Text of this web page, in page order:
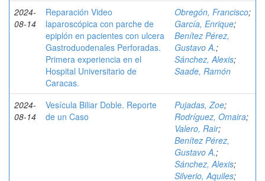
2024-
08-14
Reparación Video
laparoscópica con parche de
epiplón en pacientes con ulcera
Gastroduodenales Perforadas.
Primera experiencia en el
Hospital Universitario de
Caracas.
Obregón, Francisco;
García, Enrique;
Benítez Pérez,
Gustavo A.;
Sánchez, Alexis;
Saade, Ramón
2024-
08-14
Vesícula Biliar Doble. Reporte
de un Caso
Pujadas, Zoe;
Rodríguez, Omaira;
Valero, Rair;
Benítez Pérez,
Gustavo A.;
Sánchez, Alexis;
Silverio, Aquiles;